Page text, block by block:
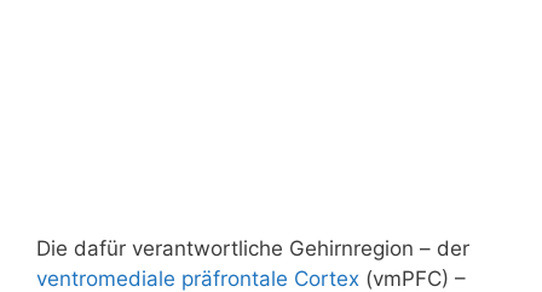
Die dafür verantwortliche Gehirnregion – der
ventromediale präfrontale Cortex (vmPFC) –